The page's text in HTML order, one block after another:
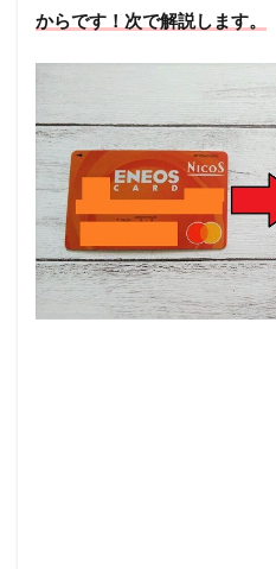
からです！次で解説します。